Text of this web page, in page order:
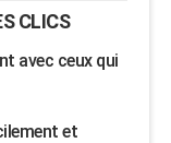
CLICS
avec ceux qui
et